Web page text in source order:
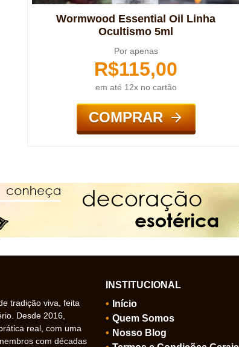
Wormwood Essential Oil Linha
Ocultismo 5ml
Por apenas
R$115,00
em até 12x no cartão
COMPRAR
tradição viva, feita
Desde 2016,
real, com uma
com décadas
INSTITUCIONAL
Início
Quem Somos
Nosso Blog